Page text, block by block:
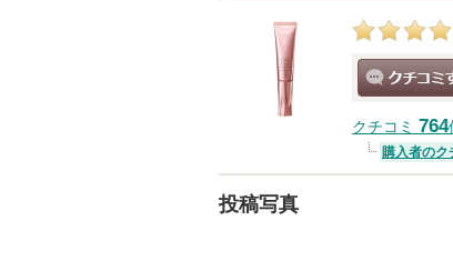
クチコミ 764
購入者のク
投稿写真